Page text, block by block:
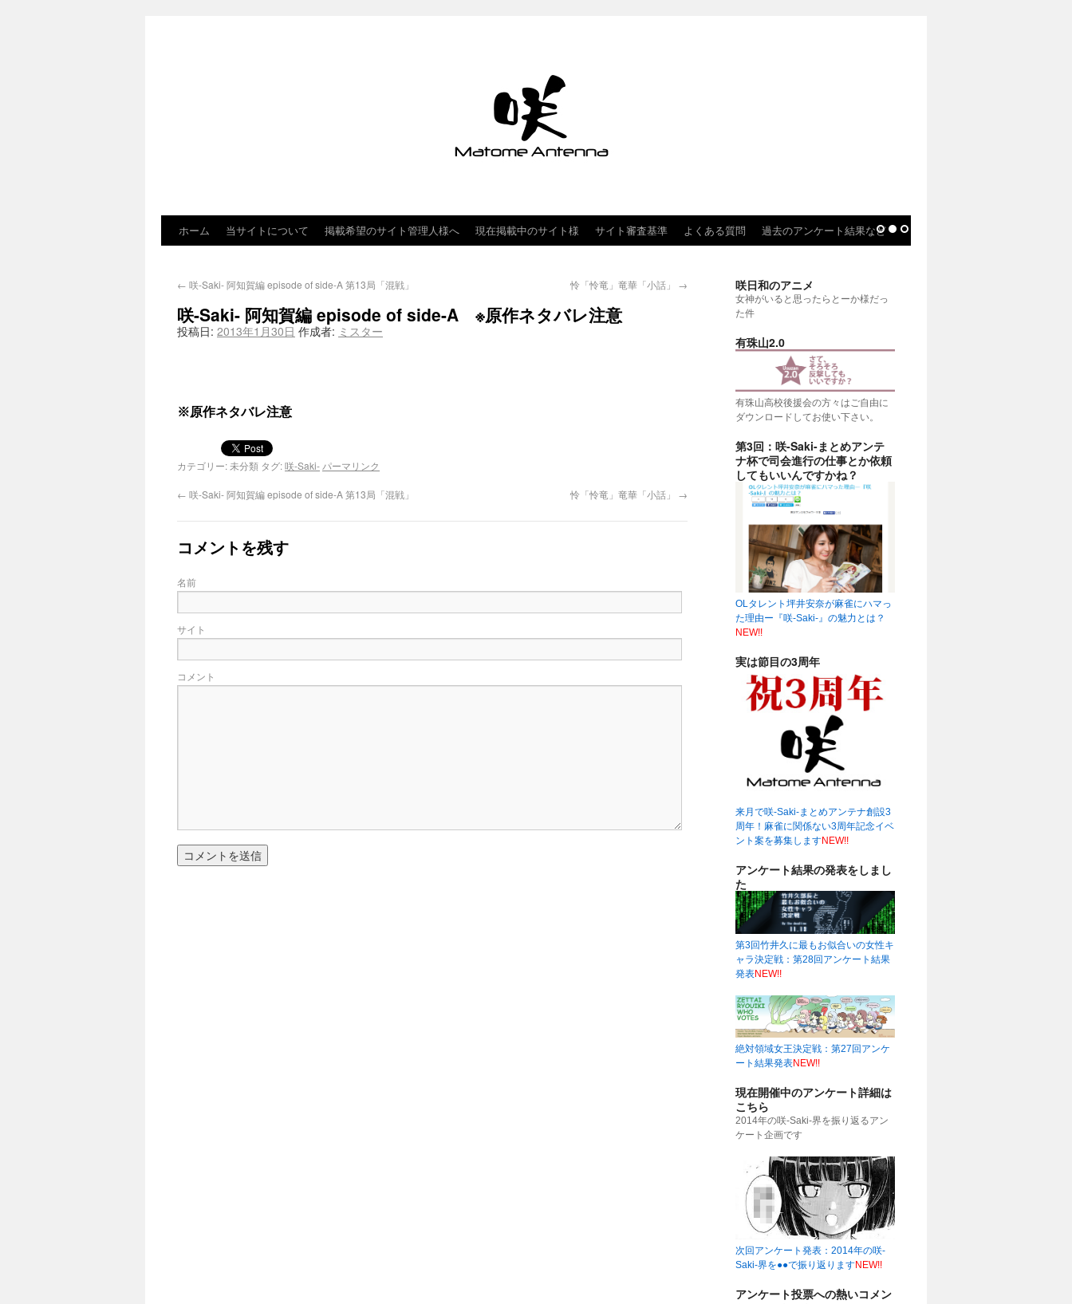
ホーム 当サイトについて 掲載希望のサイト管理人様へ 現在掲載中のサイト様 サイト審査基準 よくある質問 過去のアンケート結果など
← 咲-Saki- 阿知賀編 episode of side-A 第13局「混戦」 怜「怜竜」竜華「小話」 →
咲-Saki- 阿知賀編 episode of side-A ※原作ネタバレ注意
投稿日: 2013年1月30日 作成者: ミスター
※原作ネタバレ注意
カテゴリー: 未分類 タグ:咲-Saki- パーマリンク
← 咲-Saki- 阿知賀編 episode of side-A 第13局「混戦」 怜「怜竜」竜華「小話」 →
コメントを残す
名前
サイト
コメント
咲日和のアニメ
女神がいると思ったらとーか様だっ
た件
有珠山2.0
有珠山高校後援会の方々はご自由に
ダウンロードしてお使い下さい。
第3回：咲-Saki-まとめアンテ
ナ杯で司会進行の仕事とか依頼
してもいいんですかね？
OLタレント坪井安奈が麻雀にハマっ
た理由ー『咲-Saki-』の魅力とは？
NEW!!
実は節目の3周年
来月で咲-Saki-まとめアンテナ創設3
周年！麻雀に関係ない3周年記念イベ
ント案を募集しますNEW!!
アンケート結果の発表をしまし
た
第3回竹井久に最もお似合いの女性キ
ャラ決定戦：第28回アンケート結果
発表NEW!!
絶対領域女王決定戦：第27回アンケ
ート結果発表NEW!!
現在開催中のアンケート詳細は
こちら
2014年の咲-Saki-界を振り返るアン
ケート企画です
次回アンケート発表：2014年の咲-
Saki-界を●●で振り返りますNEW!!
アンケート投票への熱いコメン